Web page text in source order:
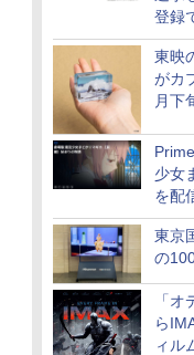
登録
東映
がカ
月下
少女
を配
東京
の
「
ら
ィル